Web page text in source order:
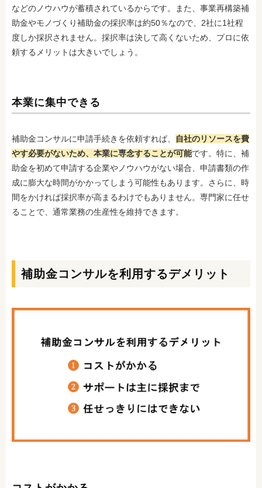
などのノウハウが蓄積されているからです。また、事業再構築補
助金やモノづくり補助金の採択率は約50％なので、2社に1社程
度しか採択されません。採択率は決して高くないため、プロに依
頼するメリットは大きいでしょう。
本業に集中できる
補助金コンサルに申請手続きを依頼すれば、
自社のリソースを費
やす必要がないため、本業に専念することが可能です。特に、補
助金を初めて申請する企業やノウハウがない場合、申請書類の作
成に膨大な時間がかかってしまう可能性もあります。さらに、時
間をかければ採択率が高まるわけでもありません。専門家に任せ
ることで、通常業務の生産性を維持できます。
補助金コンサルを利用するデメリット